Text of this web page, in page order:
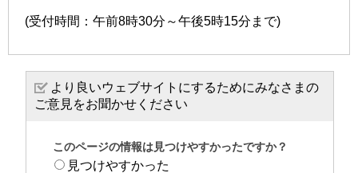
(受付時間：午前8時30分～午後5時15分まで)
より良いウェブサイトにするためにみなさまの
ご意見をお聞かせください
このページの情報は見つけやすかったですか？
見つけやすかった